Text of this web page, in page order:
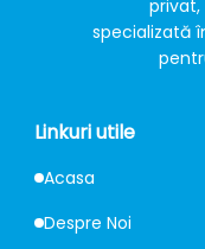
specializată
Linkuri utile
Acasa
Despre Noi